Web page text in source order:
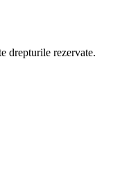
drepturile rezervate.